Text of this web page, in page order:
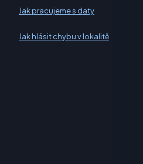
Jak pracujeme s daty
Jak hlásit chybu v lokalitě